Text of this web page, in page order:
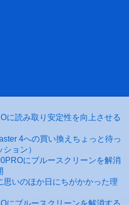
に読み取り安定性を向上させる
4への買い換えちょっと待っ
ョン）
にブルースクリーンを解消
思いのほか日にちがかかった理
にブルースクリーンを解消する